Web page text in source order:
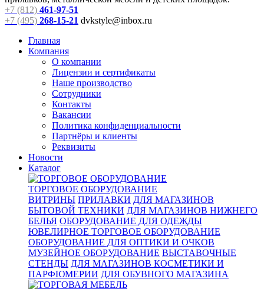
+7 (812) 461-97-51
+7 (495) 268-15-21 dvkstyle@inbox.ru
Главная
Компания
О компании
Лицензии и сертификаты
Наше производство
Сотрудники
Контакты
Вакансии
Политика конфиденциальности
Партнёры и клиенты
Реквизиты
Новости
Каталог
ТОРГОВОЕ ОБОРУДОВАНИЕ
ВИТРИНЫ ПРИЛАВКИ ДЛЯ МАГАЗИНОВ
БЫТОВОЙ ТЕХНИКИ ДЛЯ МАГАЗИНОВ НИЖНЕГО
БЕЛЬЯ ОБОРУДОВАНИЕ ДЛЯ ОДЕЖДЫ
ЮВЕЛИРНОЕ ТОРГОВОЕ ОБОРУДОВАНИЕ
ОБОРУДОВАНИЕ ДЛЯ ОПТИКИ И ОЧКОВ
МУЗЕЙНОЕ ОБОРУДОВАНИЕ ВЫСТАВОЧНЫЕ
СТЕНДЫ ДЛЯ МАГАЗИНОВ КОСМЕТИКИ И
ПАРФЮМЕРИИ ДЛЯ ОБУВНОГО МАГАЗИНА